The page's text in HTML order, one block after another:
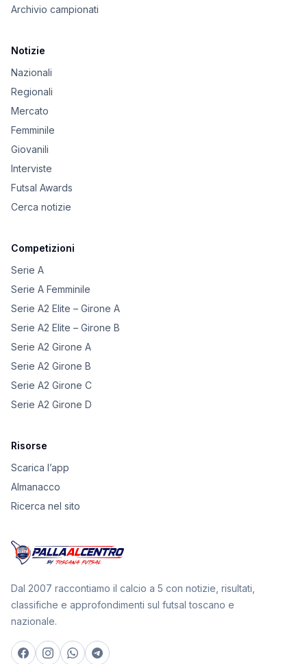
Archivio campionati
Notizie
Nazionali
Regionali
Mercato
Femminile
Giovanili
Interviste
Futsal Awards
Cerca notizie
Competizioni
Serie A
Serie A Femminile
Serie A2 Elite – Girone A
Serie A2 Elite – Girone B
Serie A2 Girone A
Serie A2 Girone B
Serie A2 Girone C
Serie A2 Girone D
Risorse
Scarica l’app
Almanacco
Ricerca nel sito
Dal 2007 raccontiamo il calcio a 5 con notizie, risultati,
classifiche e approfondimenti sul futsal toscano e
nazionale.